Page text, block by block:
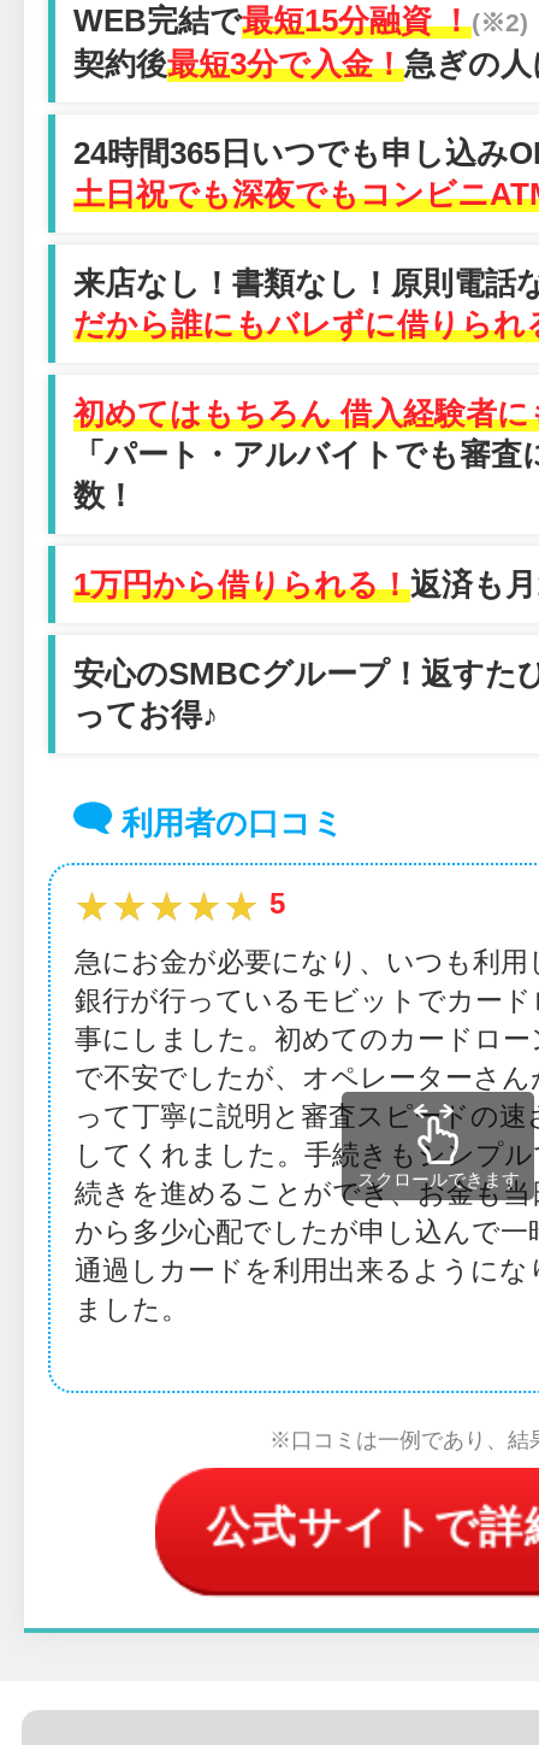
WEB完結で最短15分融資 ！(※2)
契約後最短3分で入金！急ぎの
24時間365日いつでも申し込み
土日祝でも深夜でもコンビニ
来店なし！書類なし！原則電話
だから誰にもバレずに借りられ
初めてはもちろん 借入経験者に
「パート・アルバイトでも審
数！
1万円から借りられる！返済も
安心のSMBCグループ！返すた
ってお得♪
利用者の口コミ
★★★★★
★★★★★ 5
急にお金が必要になり、いつも利用
銀行が行っているモビットでカー
事にしました。初めてのカードロ
で不安でしたが、オペレーターさ
って丁寧に説明と審査スピードの
してくれました。手続きもシンプ
続きを進めることができ、お金も
から多少心配でしたが申し込んで一
通過しカードを利用出来るように
ました。
スクロールできます
※口コミは一例であり、結
公式サイトで詳